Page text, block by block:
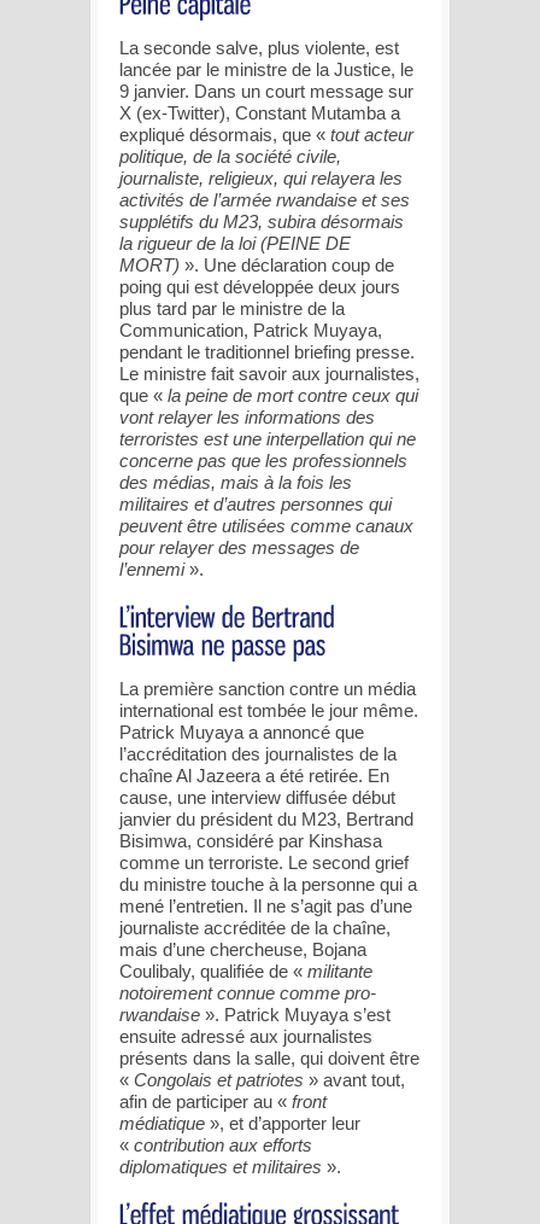
La seconde salve, plus violente, est
lancée par le ministre de la Justice, le
9 janvier. Dans un court message sur
X (ex-Twitter), Constant Mutamba a
expliqué désormais, que « tout acteur
politique, de la société civile,
journaliste, religieux, qui relayera les
activités de l’armée rwandaise et ses
supplétifs du M23, subira désormais
la rigueur de la loi (PEINE DE
MORT) ». Une déclaration coup de
poing qui est développée deux jours
plus tard par le ministre de la
Communication, Patrick Muyaya,
pendant le traditionnel briefing presse.
Le ministre fait savoir aux journalistes,
que « la peine de mort contre ceux qui
vont relayer les informations des
terroristes est une interpellation qui ne
concerne pas que les professionnels
des médias, mais à la fois les
militaires et d’autres personnes qui
peuvent être utilisées comme canaux
pour relayer des messages de
l’ennemi».
La première sanction contre un média
international est tombée le jour même.
Patrick Muyaya a annoncé que
l’accréditation des journalistes de la
chaîne Al Jazeera a été retirée. En
cause, une interview diffusée début
janvier du président du M23, Bertrand
Bisimwa, considéré par Kinshasa
comme un terroriste. Le second grief
du ministre touche à la personne qui a
mené l’entretien. Il ne s’agit pas d’une
journaliste accréditée de la chaîne,
mais d’une chercheuse, Bojana
Coulibaly, qualifiée de « militante
notoirement connue comme pro-
rwandaise ». Patrick Muyaya s’est
ensuite adressé aux journalistes
présents dans la salle, qui doivent être
« Congolais et patriotes » avant tout,
afin de participer au « front
médiatique », et d’apporter leur
« contribution aux efforts
diplomatiques et militaires ».